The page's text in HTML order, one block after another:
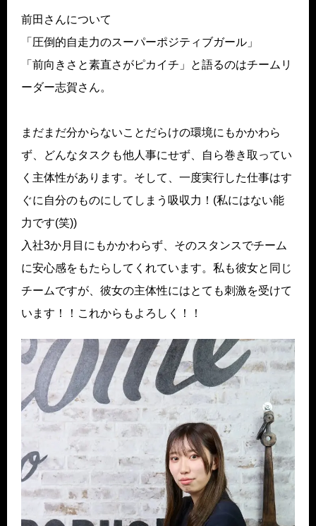
前田さんについて
「圧倒的自走力のスーパーポジティブガール」
「前向きさと素直さがピカイチ」と語るのはチームリ
ーダー志賀さん。
まだまだ分からないことだらけの環境にもかかわら
ず、どんなタスクも他人事にせず、自ら巻き取ってい
く主体性があります。そして、一度実行した仕事はす
ぐに自分のものにしてしまう吸収力！(私にはない能
力です(笑))
入社3か月目にもかかわらず、そのスタンスでチーム
に安心感をもたらしてくれています。私も彼女と同じ
チームですが、彼女の主体性にはとても刺激を受けて
います！！これからもよろしく！！